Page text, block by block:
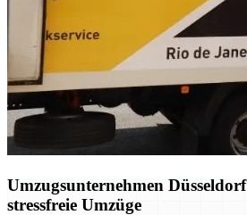
Umzugsunternehmen
stressfreie Umzüge